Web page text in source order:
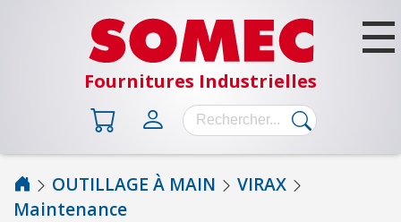
Fournitures Industrielles
B
OUTILLAGE À MAIN
VIRAX
Maintenance